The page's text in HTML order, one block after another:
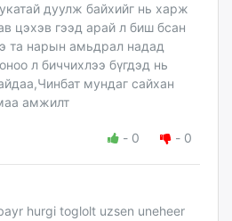
дуулж байхийг нь харж
цэхэв гээд арай л биш бсан
та нарын амьдрал надад
л биччихлээ бүгдэд нь
мундаг сайхан
амжилт
- 0 - 0
hurgi toglolt uzsen uneheer